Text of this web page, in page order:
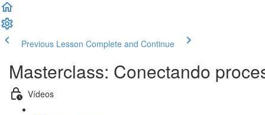
Previous Lesson Complete and Continue
Masterclass: Conectando
Vídeos